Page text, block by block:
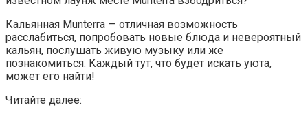
Кальянная Munterra — отличная возможность
расслабиться, попробовать новые блюда и невероятный
кальян, послушать живую музыку или же
познакомиться. Каждый тут, что будет искать уюта,
может его найти!
Читайте далее: